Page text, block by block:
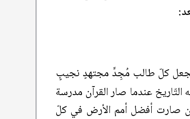
كلّ طالب مُجِدٍّ مجتهدٍ نجيبٍ
التّاريخ عندما صار القرآن مدرسة
صارت أفضل أمم الأرض في كلّ